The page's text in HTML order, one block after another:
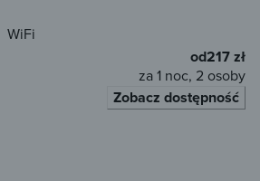
WiFi
od217 zł
za 1 noc, 2 osoby
Zobacz dostępność